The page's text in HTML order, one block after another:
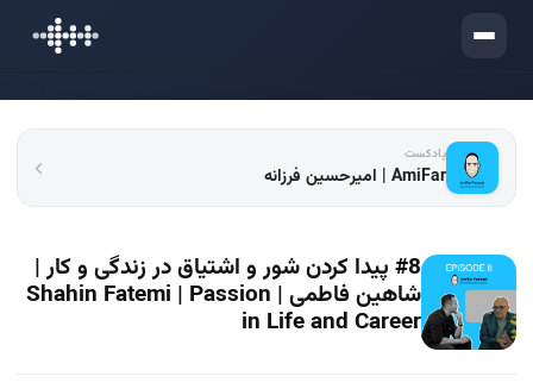
ورود
پادکست
AmiFar | امیرحسین فرزانه
#8 پیدا کردن شور و اشتیاق در زندگی و کار |
شاهین فاطمی | Shahin Fatemi | Passion
in Life and Career